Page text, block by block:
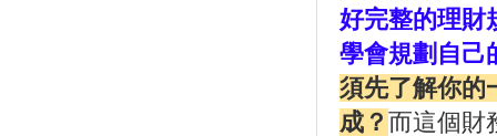
好完整的理財
學會規劃自己
須先了解你的
成？ 而這個財